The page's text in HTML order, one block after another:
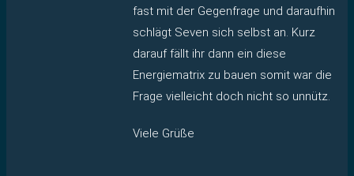
fast mit der Gegenfrage und daraufhin
schlägt Seven sich selbst an. Kurz
darauf fällt ihr dann ein diese
Energiematrix zu bauen somit war die
Frage vielleicht doch nicht so unnütz.
Viele Grüße